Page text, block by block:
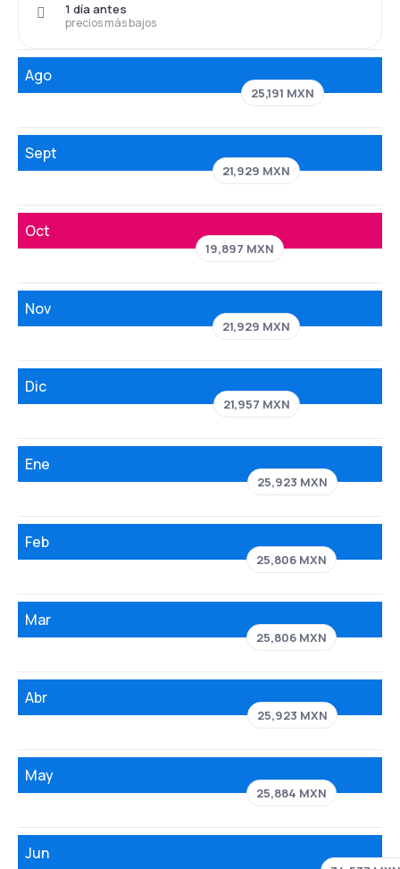
precios más bajos
1 día antes
Ago
25,191 MXN
Sept
21,929 MXN
Oct
19,897 MXN
Nov
21,929 MXN
Dic
21,957 MXN
Ene
25,923 MXN
Feb
25,806 MXN
Mar
25,806 MXN
Abr
25,923 MXN
May
25,884 MXN
Jun